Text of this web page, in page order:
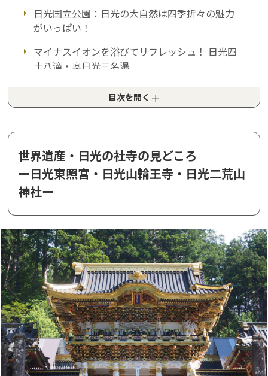
日光国立公園：日光の大自然は四季折々の魅力
がいっぱい！
マイナスイオンを浴びてリフレッシュ！ 日光四
十八滝・奥日光三名瀑
川、川俣、奥鬼怒、日光、中禅寺、奥日光湯
シックホテルからキャンプまで～
日光の名物グルメ・スイーツ
家族・友人・恋人と楽しめる、日光のレジャー施
設
自然を遊び尽くす、アウトドアアクティビティ
おわりに
目次を開く
世界遺産・日光の社寺の見どころ
ー日光東照宮・日光山輪王寺・日光二荒山
神社ー